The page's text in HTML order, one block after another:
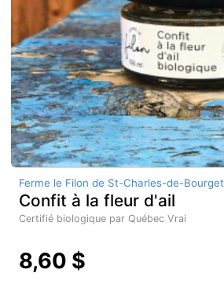
Ferme le Filon de St-Charles-de-Bourget
Confit à la fleur d'ail
Certifié biologique par Québec Vrai
8,60 $